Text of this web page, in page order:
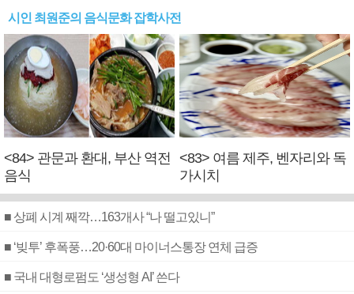
시인 최원준의 음식문화 잡학사전
<84> 관문과 환대, 부산 역전
음식
<83> 여름 제주, 벤자리와 독
가시치
■ 상폐 시계 째깍…163개사 “나 떨고있니”
■ ‘빚투’ 후폭풍…20·60대 마이너스통장 연체 급증
■ 국내 대형로펌도 ‘생성형 AI’ 쓴다